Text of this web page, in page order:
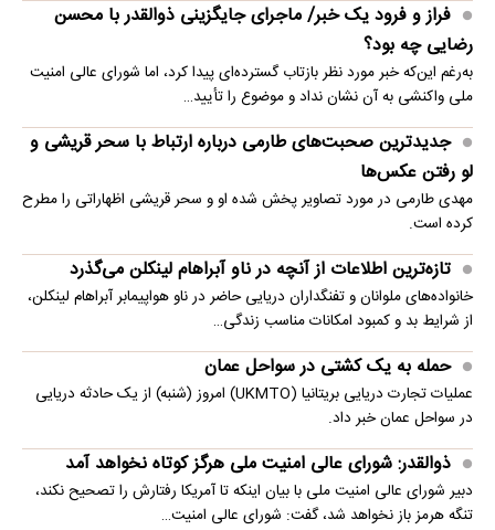
فراز و فرود یک خبر/ ماجرای جایگزینی ذوالقدر با محسن
رضایی چه بود؟
به‌رغم این‌که خبر مورد نظر بازتاب گسترده‌ای پیدا کرد، اما شورای عالی امنیت
ملی واکنشی به آن نشان نداد و موضوع را تأیید…
جدیدترین صحبت‌های طارمی درباره ارتباط با سحر قریشی و
لو رفتن عکس‌ها
مهدی طارمی در مورد تصاویر پخش شده او و سحر قریشی اظهاراتی را مطرح
کرده است.
تازه‌ترین اطلاعات از آنچه در ناو آبراهام لینکلن می‌گذرد
خانواده‌های ملوانان و تفنگداران دریایی حاضر در ناو هواپیمابر آبراهام لینکلن،
از شرایط بد و کمبود امکانات مناسب زندگی…
حمله به یک کشتی در سواحل عمان
عملیات تجارت دریایی بریتانیا (UKMTO) امروز (شنبه) از یک حادثه دریایی
در سواحل عمان خبر داد.
ذوالقدر: شورای عالی امنیت ملی هرگز کوتاه نخواهد آمد
دبیر شورای عالی امنیت ملی با بیان اینکه تا آمریکا رفتارش را تصحیح نکند،
تنگه هرمز باز نخواهد شد، گفت: شورای عالی امنیت…